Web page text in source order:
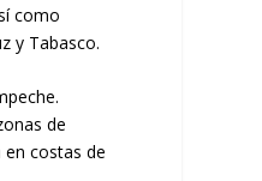
como
y Tabasco.
de
en costas de